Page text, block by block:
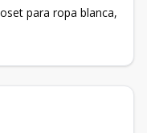
para ropa blanca,